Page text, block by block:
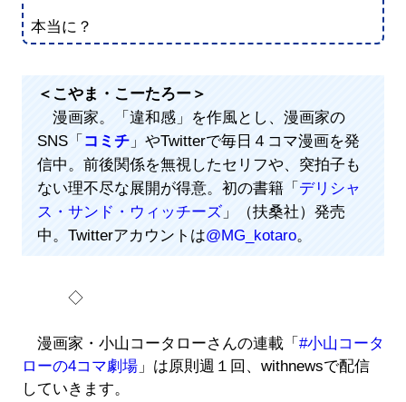
本当に？
＜こやま・こーたろー＞
漫画家。「違和感」を作風とし、漫画家の
SNS「 コミチ」やTwitterで毎日４コマ漫画を発
信中。前後関係を無視したセリフや、突拍子も
ない理不尽な展開が得意。初の書籍「 デリシャ
ス・サンド・ウィッチーズ」（扶桑社）発売
中。Twitterアカウントは@MG_kotaro。
◇
漫画家・小山コータローさんの連載「 #小山コータ
ローの4コマ劇場」は原則週１回、withnewsで配信
していきます。